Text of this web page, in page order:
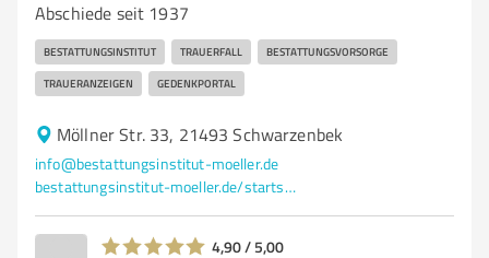
Abschiede seit 1937
BESTATTUNGSINSTITUT TRAUERFALL BESTATTUNGSVORSORGE
TRAUERANZEIGEN GEDENKPORTAL
Möllner Str. 33, 21493 Schwarzenbek
info@bestattungsinstitut-moeller.de
bestattungsinstitut-moeller.de/startseite.html
4,90 / 5,00